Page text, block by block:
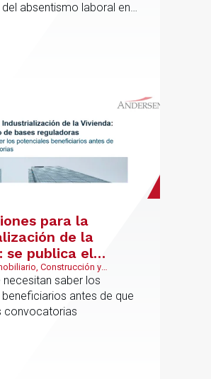
absentismo laboral en
de
para la
de la
se publica el
de basesConstrucción y
saber los
antes de que
convocatorias